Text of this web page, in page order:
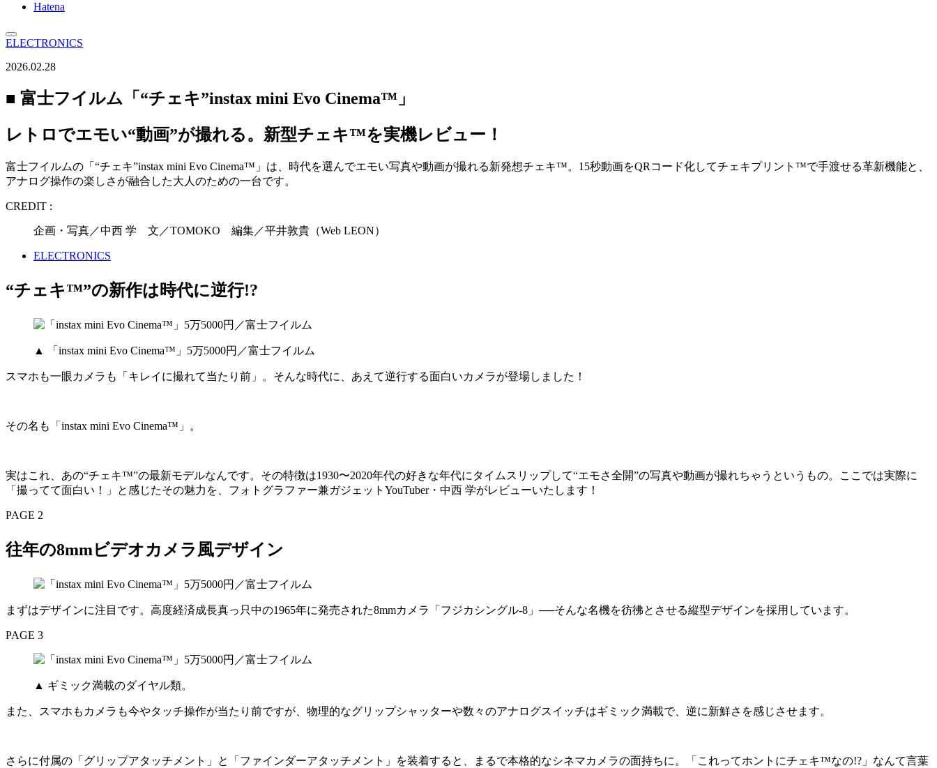
Hatena
ELECTRONICS
2026.02.28
■ 富士フイルム「“チェキ”instax mini Evo Cinema™」
レトロでエモい“動画”が撮れる。新型チェキ™を実機レビュー！
富士フイルムの「“チェキ”instax mini Evo Cinema™」は、時代を選んでエモい写真や動画が撮れる新発想チェキ™。15秒動画をQRコード化してチェキプリント™で手渡せる革新機能と、
アナログ操作の楽しさが融合した大人のための一台です。
CREDIT :
企画・写真／中西 学 文／TOMOKO 編集／平井敦貴（Web LEON）
ELECTRONICS
“チェキ™”の新作は時代に逆行!?
▲ 「instax mini Evo Cinema™」5万5000円／富士フイルム
スマホも一眼カメラも「キレイに撮れて当たり前」。そんな時代に、あえて逆行する面白いカメラが登場しました！
その名も「instax mini Evo Cinema™」。
実はこれ、あの“チェキ™”の最新モデルなんです。その特徴は1930〜2020年代の好きな年代にタイムスリップして“エモさ全開”の写真や動画が撮れちゃうというもの。ここでは実際に
「撮ってて面白い！」と感じたその魅力を、フォトグラファー兼ガジェットYouTuber・中西 学がレビューいたします！
PAGE 2
往年の8mmビデオカメラ風デザイン
まずはデザインに注目です。高度経済成長真っ只中の1965年に発売された8mmカメラ「フジカシングル-8」──そんな名機を彷彿とさせる縦型デザインを採用しています。
PAGE 3
▲ ギミック満載のダイヤル類。
また、スマホもカメラも今やタッチ操作が当たり前ですが、物理的なグリップシャッターや数々のアナログスイッチはギミック満載で、逆に新鮮さを感じさせます。
さらに付属の「グリップアタッチメント」と「ファインダーアタッチメント」を装着すると、まるで本格的なシネマカメラの面持ちに。「これってホントにチェキ™なの!?」なんて言葉